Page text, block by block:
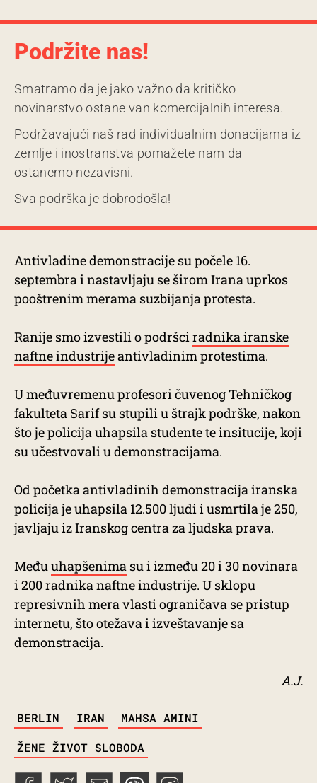
Podržite nas!
Smatramo da je jako važno da kritičko
novinarstvo ostane van komercijalnih interesa.
Podržavajući naš rad individualnim donacijama iz
zemlje i inostranstva pomažete nam da
ostanemo nezavisni.
Sva podrška je dobrodošla!
Antivladine demonstracije su počele 16.
septembra i nastavljaju se širom Irana uprkos
pooštrenim merama suzbijanja protesta.
Ranije smo izvestili o podršciradnika iranske
naftne industrijeantivladinim protestima.
U međuvremenu profesori čuvenog Tehničkog
fakulteta Sarif su stupili u štrajk podrške, nakon
što je policija uhapsila studente te insitucije, koji
su učestvovali u demonstracijama.
Od početka antivladinih demonstracija iranska
policija je uhapsila 12.500 ljudi i usmrtila je 250,
javljaju iz Iranskog centra za ljudska prava.
Međuuhapšenima su i između 20 i 30 novinara
i 200 radnika naftne industrije. U sklopu
represivnih mera vlasti ograničava se pristup
internetu, što otežava i izveštavanje sa
demonstracija.
A.J.
BERLIN IRAN MAHSA AMINI
ŽENE ŽIVOT SLOBODA